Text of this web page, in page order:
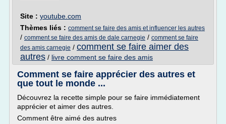
Site : youtube.com
Thèmes liés : comment se faire des amis et influencer les autres
/ comment se faire des amis de dale carnegie / comment se faire
des amis carnegie / comment se faire aimer des
autres / livre comment se faire des amis
Comment se faire apprécier des autres et
que tout le monde ...
Découvrez la recette simple pour se faire immédiatement
apprécier et aimer des autres.
Comment être aimé des autres